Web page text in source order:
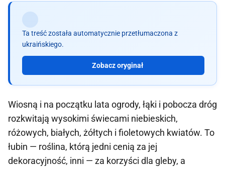
Ta treść została automatycznie przetłumaczona z
ukraińskiego.
Zobacz oryginał
Wiosną i na początku lata ogrody, łąki i pobocza dróg
rozkwitają wysokimi świecami niebieskich,
różowych, białych, żółtych i fioletowych kwiatów. To
łubin — roślina, którą jedni cenią za jej
dekoracyjność, inni — za korzyści dla gleby, a